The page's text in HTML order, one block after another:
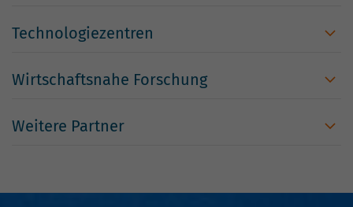
Technologiezentren
Wirtschaftsnahe Forschung
Weitere Partner